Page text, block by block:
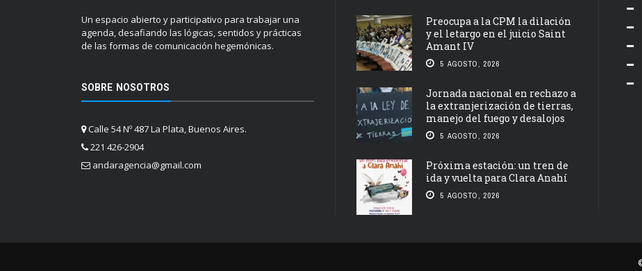
Un espacio abierto y participativo para trabajar una
agenda, desafiando las lógicas, sentidos y prácticas
de las formas de comunicación hegemónicas.
SOBRE NOSOTROS
Calle 54 Nº 487 La Plata, Buenos Aires.
221 426-2904
andaragencia@gmail.com
Preocupa a la CPM la dilación
y el letargo en el juicio Saint
Amant IV
5 AGOSTO, 2026
Jornada nacional en rechazo a
la extranjerización de tierras,
manejo del fuego y desalojos
5 AGOSTO, 2026
Próxima estación: un tren de
ida y vuelta para Clara Anahí
5 AGOSTO, 2026